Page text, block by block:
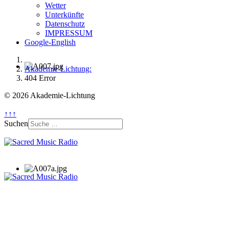
Wetter
Unterkünfte
Datenschutz
IMPRESSUM
Google-English
Akademie-Lichtung:
404 Error
© 2026 Akademie-Lichtung
↑↑↑
Suchen